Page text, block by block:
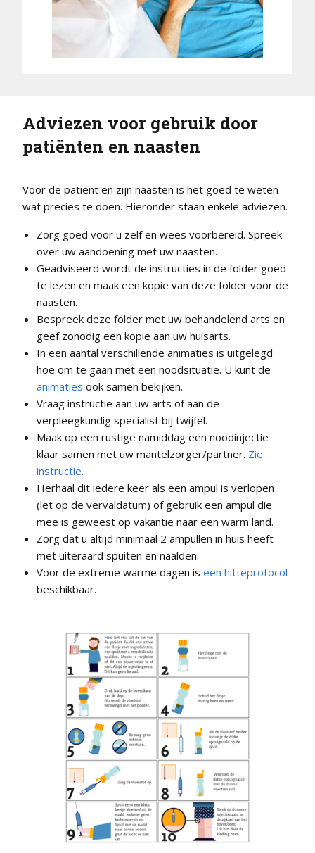
Adviezen voor gebruik door
patiënten en naasten
Voor de patiënt en zijn naasten is het goed te weten
wat precies te doen. Hieronder staan enkele adviezen.
Zorg goed voor u zelf en wees voorbereid. Spreek
over uw aandoening met uw naasten.
Geadviseerd wordt de instructies in de folder goed
te lezen en maak een kopie van deze folder voor de
naasten.
Bespreek deze folder met uw behandelend arts en
geef zonodig een kopie aan uw huisarts.
In een aantal verschillende animaties is uitgelegd
hoe om te gaan met een noodsituatie. U kunt de
animaties ook samen bekijken.
Vraag instructie aan uw arts of aan de
verpleegkundig specialist bij twijfel.
Maak op een rustige namiddag een noodinjectie
klaar samen met uw mantelzorger/partner. Zie
instructie.
Herhaal dit iedere keer als een ampul is verlopen
(let op de vervaldatum) of gebruik een ampul die
mee is geweest op vakantie naar een warm land.
Zorg dat u altijd minimaal 2 ampullen in huis heeft
met uiteraard spuiten en naalden.
Voor de extreme warme dagen is een hitteprotocol
beschikbaar.